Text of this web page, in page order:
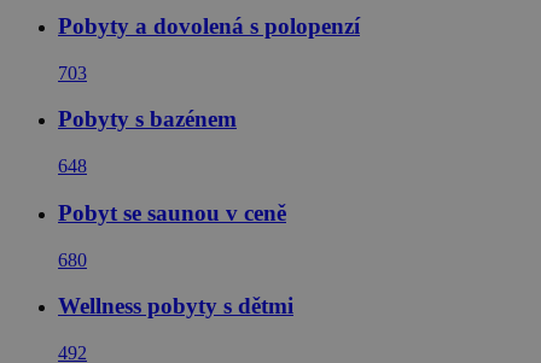
Pobyty a dovolená s polopenzí
703
Pobyty s bazénem
648
Pobyt se saunou v ceně
680
Wellness pobyty s dětmi
492